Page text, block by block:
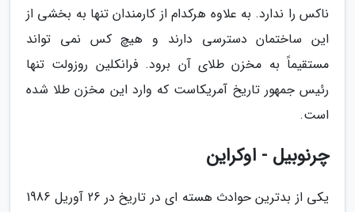
ناکس را ندارد. به علاوه هرکدام از کارمندان تنها به بخشی از
این ساختمان دسترسی دارند و هیچ کس نمی تواند
مستقیماً به مخزن طلای آن برود. فرانکلین روزولت تنها
رئیس جمهور تاریخ آمریکاست که وارد این مخزن طلا شده
است.
چرنوبیل - اوکراین
یکی از بدترین حوادث هسته ای در تاریخ در 26 آوریل 1986